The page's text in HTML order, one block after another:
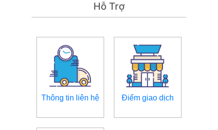
Hỗ Trợ
Thông tin liên hệ Điểm giao dịch